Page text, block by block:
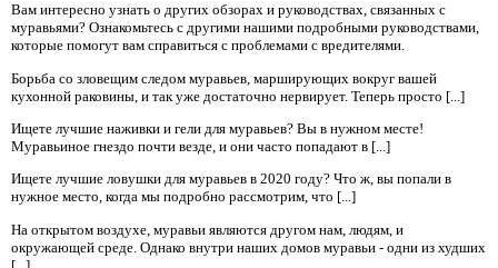
Вам интересно узнать о других обзорах и руководствах, связанных с
муравьями? Ознакомьтесь с другими нашими подробными руководствами,
которые помогут вам справиться с проблемами с вредителями.
Борьба со зловещим следом муравьев, марширующих вокруг вашей
кухонной раковины, и так уже достаточно нервирует. Теперь просто [...]
Ищете лучшие наживки и гели для муравьев? Вы в нужном месте!
Муравьиное гнездо почти везде, и они часто попадают в [...]
Ищете лучшие ловушки для муравьев в 2020 году? Что ж, вы попали в
нужное место, когда мы подробно рассмотрим, что [...]
На открытом воздухе, муравьи являются другом нам, людям, и
окружающей среде. Однако внутри наших домов муравьи - одни из худших